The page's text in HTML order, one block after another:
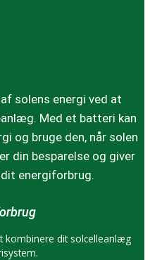
solens energi ved at
Med et batteri kan
og bruge den, når solen
din besparelse og giver
energiforbrug.
kombinere dit solcelleanlæg